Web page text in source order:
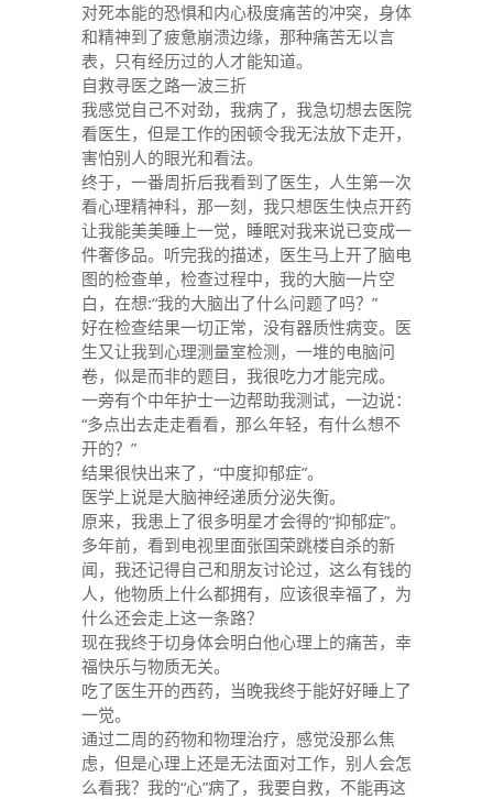
对死本能的恐惧和内心极度痛苦的冲突，身体
和精神到了疲惫崩溃边缘，那种痛苦无以言
表，只有经历过的人才能知道。
自救寻医之路一波三折
我感觉自己不对劲，我病了，我急切想去医院
看医生，但是工作的困顿令我无法放下走开，
害怕别人的眼光和看法。
终于，一番周折后我看到了医生，人生第一次
看心理精神科，那一刻，我只想医生快点开药
让我能美美睡上一觉，睡眠对我来说已变成一
件奢侈品。听完我的描述，医生马上开了脑电
图的检查单，检查过程中，我的大脑一片空
白，在想:“我的大脑出了什么问题了吗？”
好在检查结果一切正常，没有器质性病变。医
生又让我到心理测量室检测，一堆的电脑问
卷，似是而非的题目，我很吃力才能完成。
一旁有个中年护士一边帮助我测试，一边说：
“多点出去走走看看，那么年轻，有什么想不
开的？”
结果很快出来了，“中度抑郁症”。
医学上说是大脑神经递质分泌失衡。
原来，我患上了很多明星才会得的“抑郁症”。
多年前，看到电视里面张国荣跳楼自杀的新
闻，我还记得自己和朋友讨论过，这么有钱的
人，他物质上什么都拥有，应该很幸福了，为
什么还会走上这一条路？
现在我终于切身体会明白他心理上的痛苦，幸
福快乐与物质无关。
吃了医生开的西药，当晚我终于能好好睡上了
一觉。
通过二周的药物和物理治疗，感觉没那么焦
虑，但是心理上还是无法面对工作，别人会怎
么看我？我的“心”病了，我要自救，不能再这